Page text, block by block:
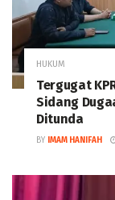
HUKUM
Tergugat
Sidang
Ditunda
BY IMAM HANIFAH